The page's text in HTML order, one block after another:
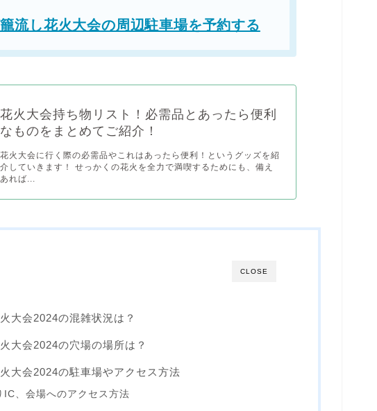
流し花火大会の周辺駐車場を予約する
花火大会持ち物リスト！必需品とあったら便利
なものをまとめてご紹介！
花火大会に行く際の必需品やこれはあったら便利！というグッズを紹
介していきます！ せっかくの花火を全力で満喫するためにも、備え
あれば...
CLOSE
大会2024の混雑状況は？
大会2024の穴場の場所は？
大会2024の駐車場やアクセス方法
IC、会場へのアクセス方法